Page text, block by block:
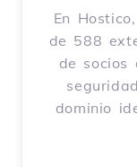
En
de 588
de socios
dominio